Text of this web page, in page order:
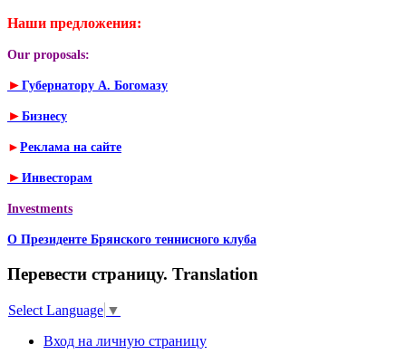
Наши предложения:
Our proposals:
► Губернатору А. Богомазу
► Бизнесу
► Реклама на сайте
► Инвесторам
Investments
О Президенте Брянского теннисного клуба
Перевести страницу. Translation
Select Language ▼
Вход на личную страницу